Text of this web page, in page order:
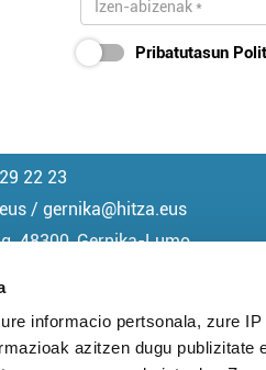
informacio pertsonala, zure
azitzen dugu
Pribatutasun
22 23
/ gernika@hitza.eus
48300, Gernika-Lumo